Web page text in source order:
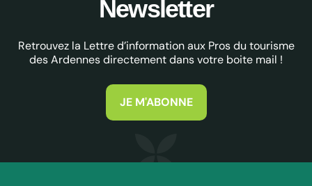
Newsletter
Retrouvez la Lettre d’information aux Pros du tourisme
des Ardennes directement dans votre boite mail !
JE M'ABONNE